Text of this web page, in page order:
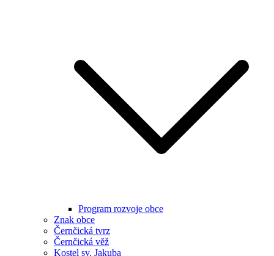
Program rozvoje obce
Znak obce
Černčická tvrz
Černčická věž
Kostel sv. Jakuba